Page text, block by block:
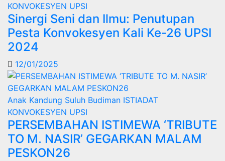
KONVOKESYEN UPSI
Sinergi Seni dan Ilmu: Penutupan
Pesta Konvokesyen Kali Ke-26 UPSI
2024
12/01/2025
Anak Kandung Suluh Budiman ISTIADAT
KONVOKESYEN UPSI
PERSEMBAHAN ISTIMEWA ‘TRIBUTE
TO M. NASIR’ GEGARKAN MALAM
PESKON26